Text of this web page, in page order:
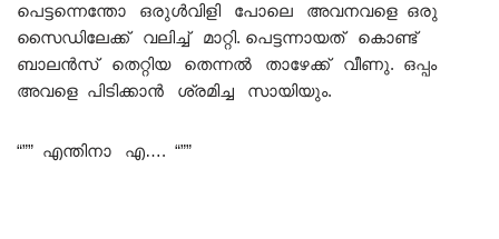
പെട്ടന്നെന്തോ ഒരുൾവിളി പോലെ അവനവളെ ഒരു
സൈഡിലേക്ക് വലിച്ച് മാറ്റി. പെട്ടന്നായത് കൊണ്ട്
ബാലൻസ് തെറ്റിയ തെന്നൽ താഴേക്ക് വീണു. ഒപ്പം
അവളെ പിടിക്കാൻ ശ്രമിച്ച സായിയും.
“”” എന്തിനാ എ…. “””